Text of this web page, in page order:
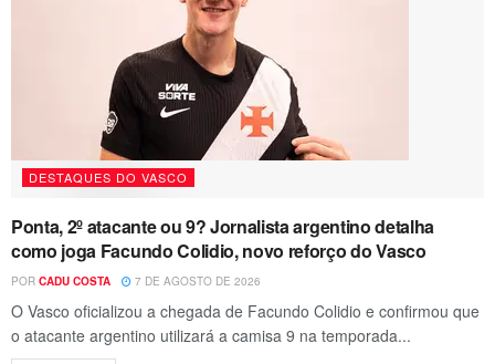
DESTAQUES DO VASCO
Ponta, 2º atacante ou 9? Jornalista argentino detalha
como joga Facundo Colidio, novo reforço do Vasco
POR CADU COSTA 7 DE AGOSTO DE 2026
O Vasco oficializou a chegada de Facundo Colidio e confirmou que
o atacante argentino utilizará a camisa 9 na temporada...